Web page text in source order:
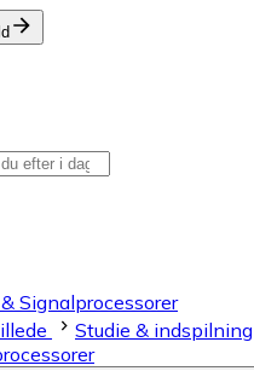
Signalprocessorer
Studie & indspilning